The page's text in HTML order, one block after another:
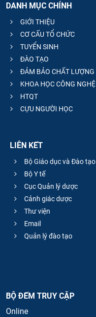
DANH MỤC CHÍNH
GIỚI THIỆU
CƠ CẤU TỔ CHỨC
TUYỂN SINH
ĐÀO TẠO
ĐẢM BẢO CHẤT LƯỢNG
KHOA HỌC CÔNG NGHỆ
HTQT
CỰU NGƯỜI HỌC
LIÊN KẾT
Bộ Giáo dục và Đào tạo
Bộ Y tế
Cục Quản lý dược
Cảnh giác dược
Thư viện
Email
Quản lý đào tạo
BỘ ĐẾM TRUY CẬP
Online